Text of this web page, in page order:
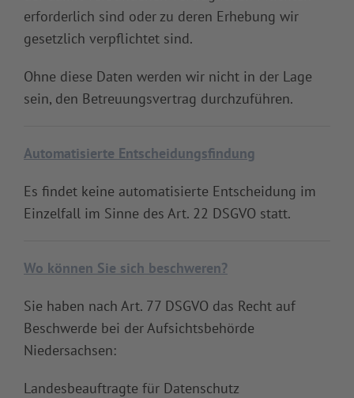
erforderlich sind oder zu deren Erhebung wir
gesetzlich verpflichtet sind.
Ohne diese Daten werden wir nicht in der Lage
sein, den Betreuungsvertrag durchzuführen.
Automatisierte Entscheidungsfindung
Es findet keine automatisierte Entscheidung im
Einzelfall im Sinne des Art. 22 DSGVO statt.
Wo können Sie sich beschweren?
Sie haben nach Art. 77 DSGVO das Recht auf
Beschwerde bei der Aufsichtsbehörde
Niedersachsen:
Landesbeauftragte für Datenschutz